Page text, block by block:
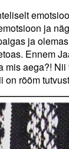
ja
ja
Ennem
mis aega?!
on rõõm